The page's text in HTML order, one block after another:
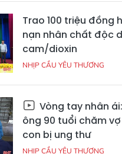
Trao 100 triệu đồng
nạn nhân chất độc
cam/dioxin
NHỊP CẦU YÊU THƯƠNG
Vòng tay nhân
ông 90 tuổi chăm
con bị ung thư
NHỊP CẦU YÊU THƯƠNG